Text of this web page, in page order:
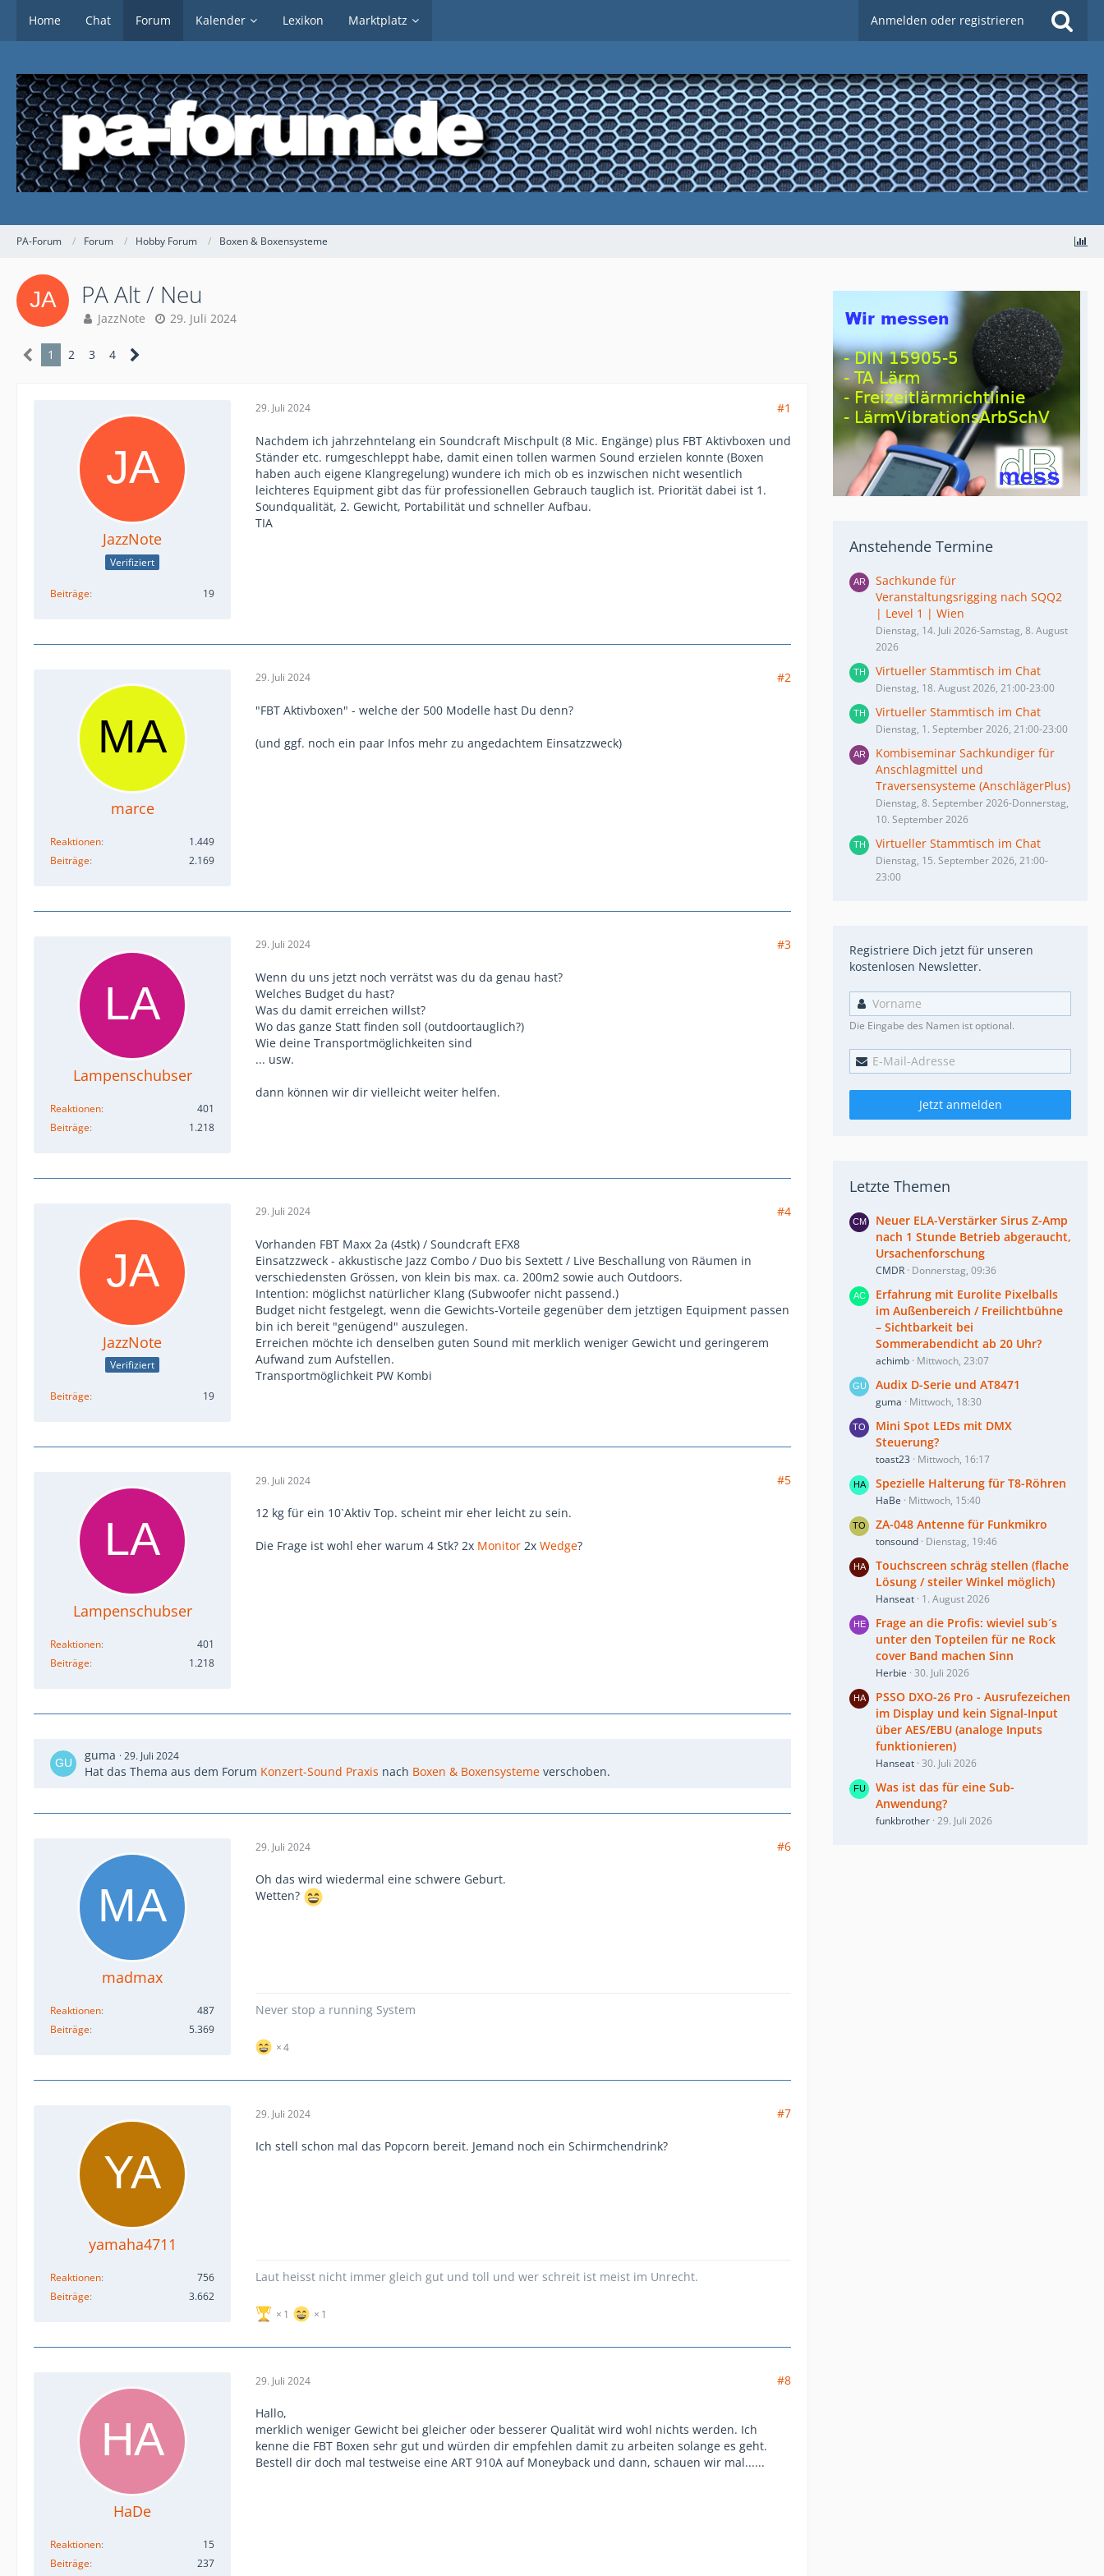
Home Chat Forum Kalender Lexikon Marktplatz Anmelden oder registrieren
PA-Forum Forum Hobby Forum Boxen & Boxensysteme
PA Alt / Neu
JazzNote 29. Juli 2024
1 2 3 4
JazzNote
Verifiziert
Beiträge 19
29. Juli 2024 #1
Nachdem ich jahrzehntelang ein Soundcraft Mischpult (8 Mic. Engänge) plus FBT Aktivboxen und
Ständer etc. rumgeschleppt habe, damit einen tollen warmen Sound erzielen konnte (Boxen
haben auch eigene Klangregelung) wundere ich mich ob es inzwischen nicht wesentlich
leichteres Equipment gibt das für professionellen Gebrauch tauglich ist. Priorität dabei ist 1.
Soundqualität, 2. Gewicht, Portabilität und schneller Aufbau.
TIA
marce
Reaktionen
1.449
Beiträge
2.169
29. Juli 2024 #2
"FBT Aktivboxen" - welche der 500 Modelle hast Du denn?
(und ggf. noch ein paar Infos mehr zu angedachtem Einsatzzweck)
Lampenschubser
Reaktionen
401
Beiträge
1.218
29. Juli 2024 #3
Wenn du uns jetzt noch verrätst was du da genau hast?
Welches Budget du hast?
Was du damit erreichen willst?
Wo das ganze Statt finden soll (outdoortauglich?)
Wie deine Transportmöglichkeiten sind
... usw.
dann können wir dir vielleicht weiter helfen.
JazzNote
Verifiziert
Beiträge 19
29. Juli 2024 #4
Vorhanden FBT Maxx 2a (4stk) / Soundcraft EFX8
Einsatzzweck - akkustische Jazz Combo / Duo bis Sextett / Live Beschallung von Räumen in
verschiedensten Grössen, von klein bis max. ca. 200m2 sowie auch Outdoors.
Intention: möglichst natürlicher Klang (Subwoofer nicht passend.)
Budget nicht festgelegt, wenn die Gewichts-Vorteile gegenüber dem jetztigen Equipment passen
bin ich bereit "genügend" auszulegen.
Erreichen möchte ich denselben guten Sound mit merklich weniger Gewicht und geringerem
Aufwand zum Aufstellen.
Transportmöglichkeit PW Kombi
Lampenschubser
Reaktionen
401
Beiträge
1.218
29. Juli 2024 #5
12 kg für ein 10`Aktiv Top. scheint mir eher leicht zu sein.
Die Frage ist wohl eher warum 4 Stk? 2x Monitor 2x Wedge?
guma 29. Juli 2024
Hat das Thema aus dem Forum Konzert-Sound Praxis nach Boxen & Boxensysteme verschoben.
madmax
Reaktionen
487
Beiträge
5.369
29. Juli 2024 #6
Oh das wird wiedermal eine schwere Geburt.
Wetten?
Never stop a running System
4
yamaha4711
Reaktionen
756
Beiträge
3.662
29. Juli 2024 #7
Ich stell schon mal das Popcorn bereit. Jemand noch ein Schirmchendrink?
Laut heisst nicht immer gleich gut und toll und wer schreit ist meist im Unrecht.
1 1
HaDe
Reaktionen
15
Beiträge
237
29. Juli 2024 #8
Hallo,
merklich weniger Gewicht bei gleicher oder besserer Qualität wird wohl nichts werden. Ich
kenne die FBT Boxen sehr gut und würden dir empfehlen damit zu arbeiten solange es geht.
Bestell dir doch mal testweise eine ART 910A auf Moneyback und dann, schauen wir mal......
Anstehende Termine
Sachkunde für
Veranstaltungsrigging nach SQQ2
| Level 1 | Wien
Dienstag, 14. Juli 2026-Samstag, 8. August
2026
Virtueller Stammtisch im Chat
Dienstag, 18. August 2026, 21:00-23:00
Virtueller Stammtisch im Chat
Dienstag, 1. September 2026, 21:00-23:00
Kombiseminar Sachkundiger für
Anschlagmittel und
Traversensysteme (AnschlägerPlus)
Dienstag, 8. September 2026-Donnerstag,
10. September 2026
Virtueller Stammtisch im Chat
Dienstag, 15. September 2026, 21:00-
23:00
Registriere Dich jetzt für unseren
kostenlosen Newsletter.
Die Eingabe des Namen ist optional.
Jetzt anmelden
Letzte Themen
Neuer ELA-Verstärker Sirus Z-Amp
nach 1 Stunde Betrieb abgeraucht,
Ursachenforschung
CMDR Donnerstag, 09:36
Erfahrung mit Eurolite Pixelballs
im Außenbereich / Freilichtbühne
– Sichtbarkeit bei
Sommerabendicht ab 20 Uhr?
achimb Mittwoch, 23:07
Audix D-Serie und AT8471
guma Mittwoch, 18:30
Mini Spot LEDs mit DMX
Steuerung?
toast23 Mittwoch, 16:17
Spezielle Halterung für T8-Röhren
HaBe Mittwoch, 15:40
ZA-048 Antenne für Funkmikro
tonsound Dienstag, 19:46
Touchscreen schräg stellen (flache
Lösung / steiler Winkel möglich)
Hanseat 1. August 2026
Frage an die Profis: wieviel sub´s
unter den Topteilen für ne Rock
cover Band machen Sinn
Herbie 30. Juli 2026
PSSO DXO-26 Pro - Ausrufezeichen
im Display und kein Signal-Input
über AES/EBU (analoge Inputs
funktionieren)
Hanseat 30. Juli 2026
Was ist das für eine Sub-
Anwendung?
funkbrother 29. Juli 2026